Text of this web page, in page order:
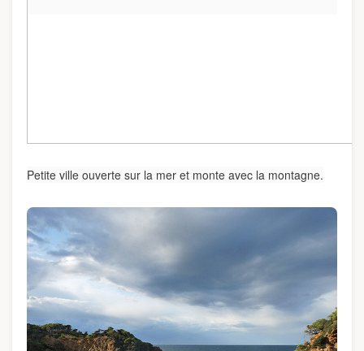
Petite ville ouverte sur la mer et monte avec la montagne.